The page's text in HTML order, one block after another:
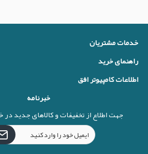
خدمات مشتریان
راهنمای خرید
اطلاعات کامپیوتر افق
خبرنامه
جهت اطلاع از تخفیفات و کالاهای جدید